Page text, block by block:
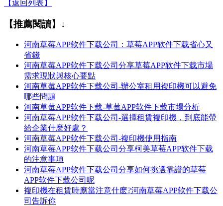
【返回列表】
【推薦閱讀】↓
河南草莓APP软件下载公司：草莓APP软件下载省心又
省錢
河南草莓APP软件下载公司分享草莓APP软件下载市場
需求現狀與核心要點
河南草莓APP软件下载公司-辦公室租用複印機可以避免
哪些問題
河南草莓APP软件下载-草莓APP软件下载市場分析
河南草莓APP软件下载公司-選擇租賃複印機，到底能帶
給企業什麽好處？
河南草莓APP软件下载公司-複印機使用指南
河南草莓APP软件下载公司分享柯美草莓APP软件下载
的注意事項
河南草莓APP软件下载公司分享如何挑選靠譜的草莓
APP软件下载公司呢
複印機在租賃時應當注意什麽?河南草莓APP软件下载公
司告訴你